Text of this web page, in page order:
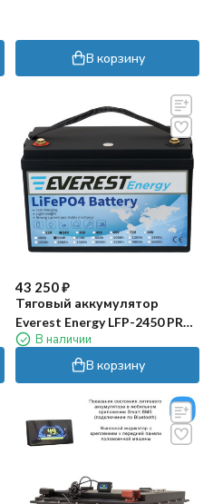
В корзину
43 250₽
Тяговый аккумулятор
Everest Energy LFP-2450 PRO
(24В, 50Ач, LiFePo4)
В наличии
В корзину